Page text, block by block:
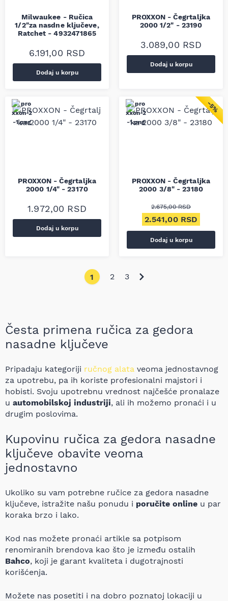
Milwaukee - Ručica
1/2"za nasdne ključeve,
Ratchet - 4932471865
6.191,00 RSD
Dodaj u korpu
PROXXON - Čegrtaljka
2000 1/2" - 23190
3.089,00 RSD
Dodaj u korpu
PROXXON - Čegrtaljka
2000 1/4" - 23170
1.972,00 RSD
Dodaj u korpu
−5%
PROXXON - Čegrtaljka
2000 3/8" - 23180
2.675,00RSD
Originalna cena je
2.541,00 RSD
Dodaj u korpu
1 2 3
Česta primena ručica za gedora
nasadne ključeve
Pripadaju kategoriji ručnog alata veoma jednostavnog
za upotrebu, pa ih koriste profesionalni majstori i
hobisti. Svoju upotrebnu vrednost najčešće pronalaze
u automobilskoj industriji, ali ih možemo pronaći i u
drugim poslovima.
Kupovinu ručica za gedora nasadne
ključeve obavite veoma
jednostavno
Ukoliko su vam potrebne ručice za gedora nasadne
ključeve, istražite našu ponudu i poručite online u par
koraka brzo i lako.
Kod nas možete pronaći artikle sa potpisom
renomiranih brendova kao što je između ostalih
Bahco, koji je garant kvaliteta i dugotrajnosti
korišćenja.
Možete nas posetiti i na dobro poznatoj lokaciji u